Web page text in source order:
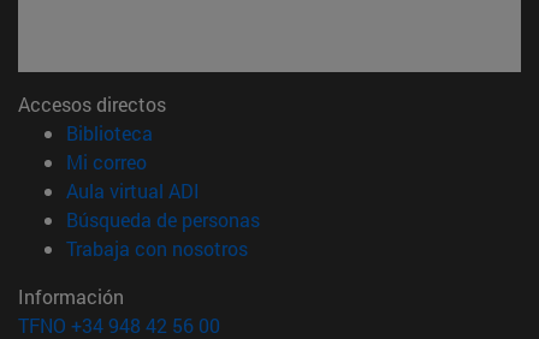
Accesos directos
Biblioteca
Mi correo(abre en nueva ventana)
Aula virtual ADI
Búsqueda de personas(abre en nueva ventana)
Trabaja con nosotros(abre en nueva ventana)
Información
TFNO +34 948 42 56 00